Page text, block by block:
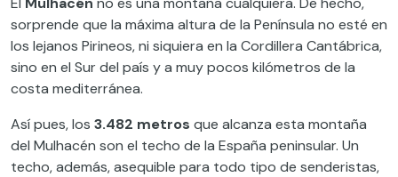
sorprende que la máxima altura de la Península no esté en
los lejanos Pirineos, ni siquiera en la Cordillera Cantábrica,
sino en el Sur del país y a muy pocos kilómetros de la
costa mediterránea.
Así pues, los 3.482 metros que alcanza esta montaña
del Mulhacén son el techo de la España peninsular. Un
techo, además, asequible para todo tipo de senderistas,